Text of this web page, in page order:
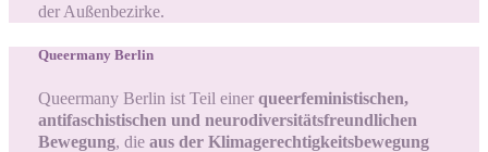
der Außenbezirke.
Queermany Berlin
Queermany Berlin ist Teil einer queerfeministischen,
antifaschistischen und neurodiversitätsfreundlichen
Bewegung, die aus der Klimagerechtigkeitsbewegung